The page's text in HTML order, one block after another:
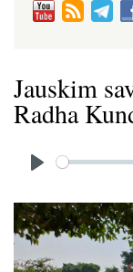
Jauskim
Radha
l
a
y
Image